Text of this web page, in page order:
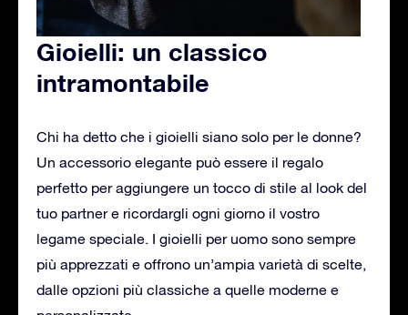
Gioielli: un classico
intramontabile
Chi ha detto che i gioielli siano solo per le donne?
Un accessorio elegante può essere il regalo
perfetto per aggiungere un tocco di stile al look del
tuo partner e ricordargli ogni giorno il vostro
legame speciale. I gioielli per uomo sono sempre
più apprezzati e offrono un’ampia varietà di scelte,
dalle opzioni più classiche a quelle moderne e